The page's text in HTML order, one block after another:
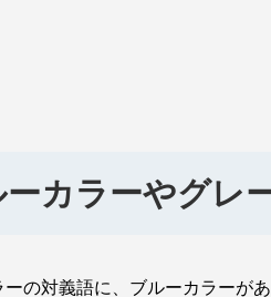
ーカラーやグレ
の対義語に、ブルーカラーがあ